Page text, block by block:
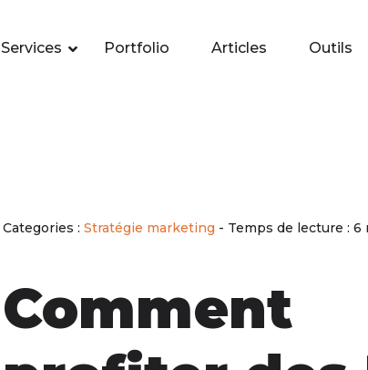
Services Portfolio Articles Outils
Categories : Stratégie marketing - Temps de lecture : 6
Comment